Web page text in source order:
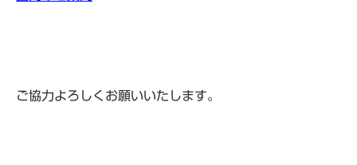
ご協力よろしくお願いいたします。